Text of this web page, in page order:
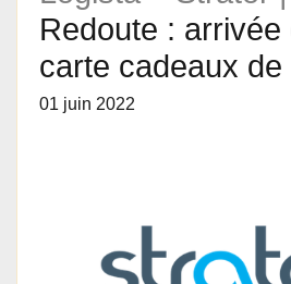
Redoute : arrivée
carte cadeaux
01 juin 2022